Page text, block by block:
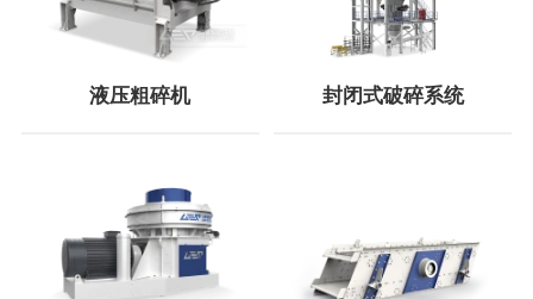
液压粗碎机 封闭式破碎系统